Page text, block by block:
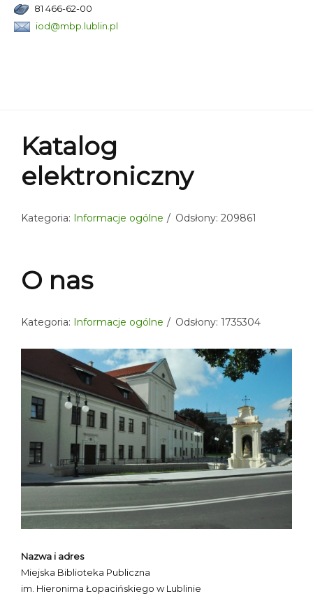
81 466-62-00
iod@mbp.lublin.pl
Katalog
elektroniczny
Kategoria: Informacje ogólne Odsłony: 209861
O nas
Kategoria: Informacje ogólne Odsłony: 1735304
Nazwa i adres
Miejska Biblioteka Publiczna
im. Hieronima Łopacińskiego w Lublinie